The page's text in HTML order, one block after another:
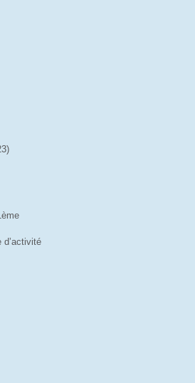
d’activité